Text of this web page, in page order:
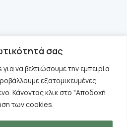
σας
να βελτιώσουμε την εμπειρία
εξατομικευμένες
Κάνοντας κλικ στο "Αποδοχή
των cookies.